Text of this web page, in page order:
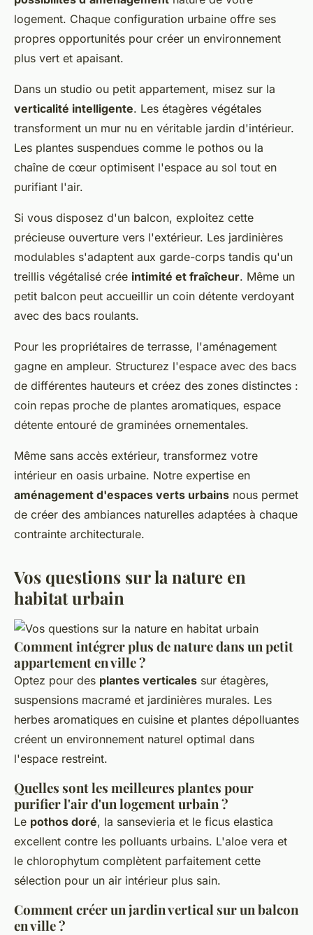
logement. Chaque configuration urbaine offre ses
propres opportunités pour créer un environnement
plus vert et apaisant.
Dans un studio ou petit appartement, misez sur la
verticalité intelligente. Les étagères végétales
transforment un mur nu en véritable jardin d'intérieur.
Les plantes suspendues comme le pothos ou la
chaîne de cœur optimisent l'espace au sol tout en
purifiant l'air.
Si vous disposez d'un balcon, exploitez cette
précieuse ouverture vers l'extérieur. Les jardinières
modulables s'adaptent aux garde-corps tandis qu'un
treillis végétalisé crée intimité et fraîcheur. Même un
petit balcon peut accueillir un coin détente verdoyant
avec des bacs roulants.
Pour les propriétaires de terrasse, l'aménagement
gagne en ampleur. Structurez l'espace avec des bacs
de différentes hauteurs et créez des zones distinctes :
coin repas proche de plantes aromatiques, espace
détente entouré de graminées ornementales.
Même sans accès extérieur, transformez votre
intérieur en oasis urbaine. Notre expertise en
aménagement d'espaces verts urbains nous permet
de créer des ambiances naturelles adaptées à chaque
contrainte architecturale.
Vos questions sur la nature en
habitat urbain
Comment intégrer plus de nature dans un petit
appartement en ville ?
Optez pour des plantes verticales sur étagères,
suspensions macramé et jardinières murales. Les
herbes aromatiques en cuisine et plantes dépolluantes
créent un environnement naturel optimal dans
l'espace restreint.
Quelles sont les meilleures plantes pour
purifier l'air d'un logement urbain ?
Le pothos doré, la sansevieria et le ficus elastica
excellent contre les polluants urbains. L'aloe vera et
le chlorophytum complètent parfaitement cette
sélection pour un air intérieur plus sain.
Comment créer un jardin vertical sur un balcon
en ville ?